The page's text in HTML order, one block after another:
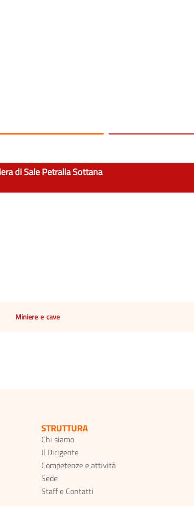
di Sale Petralia Sottana
Miniere e cave
STRUTTURA
Chi siamo
Il Dirigente
Competenze e attività
Sede
Staff e Contatti